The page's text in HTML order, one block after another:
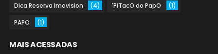
Dica Reserva Imovision (4) 'PiTacO do PapO (1)
PAPO (1)
MAIS ACESSADAS